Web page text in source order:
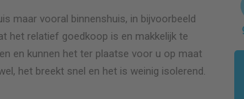
maar vooral binnenshuis, in bijvoorbeeld
het relatief goedkoop is en makkelijk te
en kunnen het ter plaatse voor u op maat
het breekt snel en het is weinig isolerend.